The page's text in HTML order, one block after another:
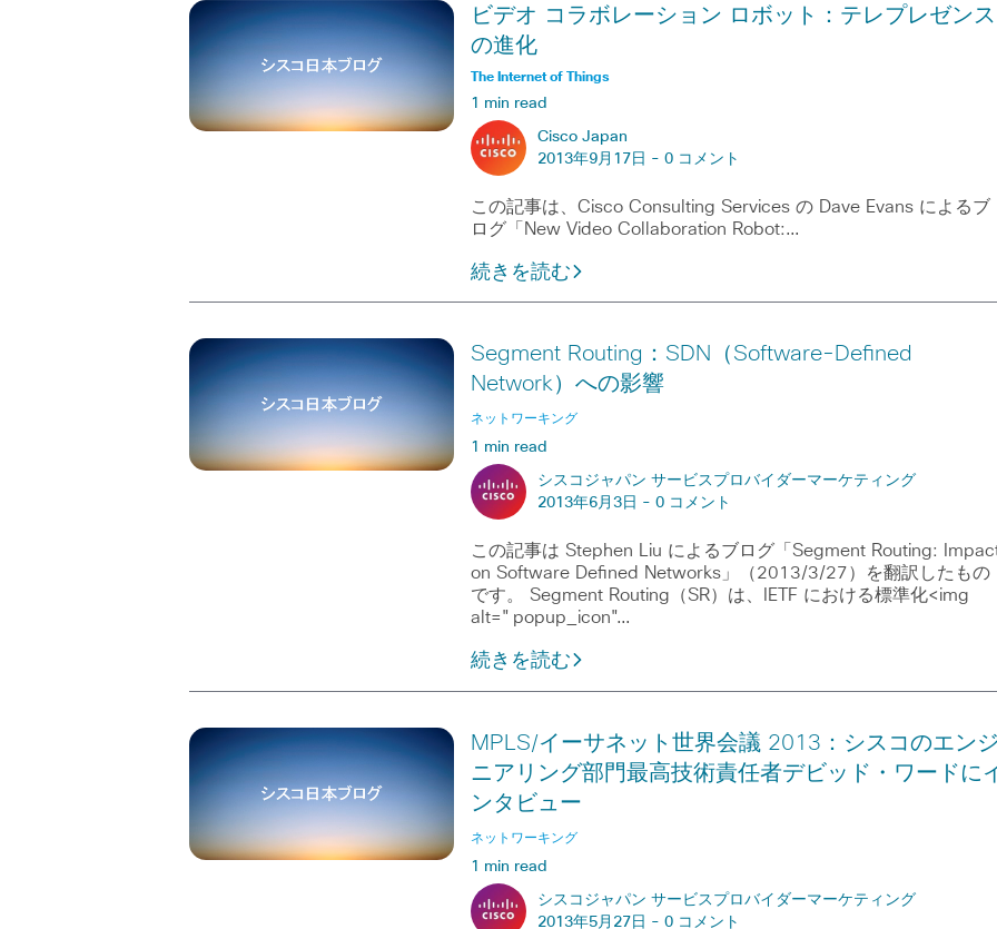
ビデオ コラボレーション ロボット：テレプレゼンス
の進化
The Internet of Things
1 min read
Cisco Japan
2013年9月17日 - 0 コメント
この記事は、Cisco Consulting Services の Dave Evans によるブ
ログ「New Video Collaboration Robot:…
続きを読む
Segment Routing：SDN（Software-Defined
Network）への影響
ネットワーキング
1 min read
シスコジャパン サービスプロバイダーマーケティング
2013年6月3日 - 0 コメント
この記事は Stephen Liu によるブログ「Segment Routing:
on Software Defined Networks」（2013/3/27）を翻訳したもの
です。 Segment Routing（SR）は、IETF における標準化<img
alt="popup_icon"…
続きを読む
MPLS/イーサネット世界会議 2013：シスコのエン
ニアリング部門最高技術責任者デビッド・ワードに
ンタビュー
ネットワーキング
1 min read
シスコジャパン サービスプロバイダーマーケティング
2013年5月27日 - 0 コメント